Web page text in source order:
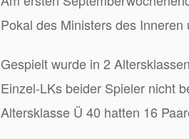
Pokal des Ministers des
Gespielt wurde in 2
Einzel-LKs beider Spieler nicht
Altersklasse Ü 40 hatten 16